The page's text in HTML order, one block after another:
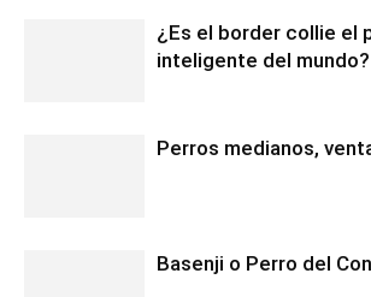
¿Es el border collie el
inteligente del mundo?
Perros medianos,
Basenji o Perro del